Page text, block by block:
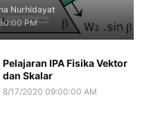
Nurhidayat
PM
Pelajaran IPA Fisika Vektor
dan Skalar
8/17/2020 09:00:00 AM